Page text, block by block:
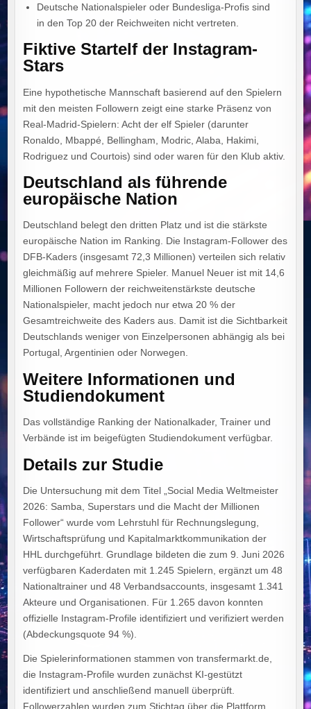
Deutsche Nationalspieler oder Bundesliga-Profis sind
in den Top 20 der Reichweiten nicht vertreten.
Fiktive Startelf der Instagram-
Stars
Eine hypothetische Mannschaft basierend auf den Spielern
mit den meisten Followern zeigt eine starke Präsenz von
Real-Madrid-Spielern: Acht der elf Spieler (darunter
Ronaldo, Mbappé, Bellingham, Modric, Alaba, Hakimi,
Rodriguez und Courtois) sind oder waren für den Klub aktiv.
Deutschland als führende
europäische Nation
Deutschland belegt den dritten Platz und ist die stärkste
europäische Nation im Ranking. Die Instagram-Follower des
DFB-Kaders (insgesamt 72,3 Millionen) verteilen sich relativ
gleichmäßig auf mehrere Spieler. Manuel Neuer ist mit 14,6
Millionen Followern der reichweitenstärkste deutsche
Nationalspieler, macht jedoch nur etwa 20 % der
Gesamtreichweite des Kaders aus. Damit ist die Sichtbarkeit
Deutschlands weniger von Einzelpersonen abhängig als bei
Portugal, Argentinien oder Norwegen.
Weitere Informationen und
Studiendokument
Das vollständige Ranking der Nationalkader, Trainer und
Verbände ist im beigefügten Studiendokument verfügbar.
Details zur Studie
Die Untersuchung mit dem Titel „Social Media Weltmeister
2026: Samba, Superstars und die Macht der Millionen
Follower“ wurde vom Lehrstuhl für Rechnungslegung,
Wirtschaftsprüfung und Kapitalmarktkommunikation der
HHL durchgeführt. Grundlage bildeten die zum 9. Juni 2026
verfügbaren Kaderdaten mit 1.245 Spielern, ergänzt um 48
Nationaltrainer und 48 Verbandsaccounts, insgesamt 1.341
Akteure und Organisationen. Für 1.265 davon konnten
offizielle Instagram-Profile identifiziert und verifiziert werden
(Abdeckungsquote 94 %).
Die Spielerinformationen stammen von transfermarkt.de,
die Instagram-Profile wurden zunächst KI-gestützt
identifiziert und anschließend manuell überprüft.
Followerzahlen wurden zum Stichtag über die Plattform